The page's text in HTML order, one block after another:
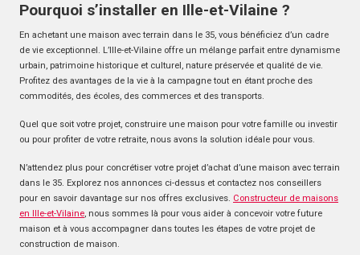
Pourquoi s’installer en Ille-et-Vilaine ?
En achetant une maison avec terrain dans le 35, vous bénéficiez d’un cadre
de vie exceptionnel. L’Ille-et-Vilaine offre un mélange parfait entre dynamisme
urbain, patrimoine historique et culturel, nature préservée et qualité de vie.
Profitez des avantages de la vie à la campagne tout en étant proche des
commodités, des écoles, des commerces et des transports.
Quel que soit votre projet, construire une maison pour votre famille ou investir
ou pour profiter de votre retraite, nous avons la solution idéale pour vous.
N’attendez plus pour concrétiser votre projet d’achat d’une maison avec terrain
dans le 35. Explorez nos annonces ci-dessus et contactez nos conseillers
pour en savoir davantage sur nos offres exclusives. Constructeur de maisons
en Ille-et-Vilaine, nous sommes là pour vous aider à concevoir votre future
maison et à vous accompagner dans toutes les étapes de votre projet de
construction de maison.